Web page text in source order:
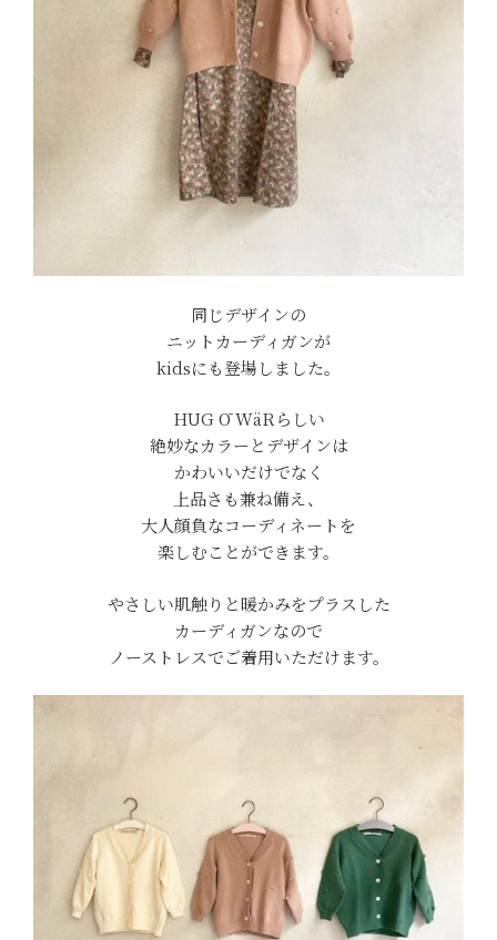
同じデザインの
ニットカーディガンが
kidsにも登場しました。
HUG Ō WäRらしい
絶妙なカラーとデザインは
かわいいだけでなく
上品さも兼ね備え、
大人顔負なコーディネートを
楽しむことができます。
やさしい肌触りと暖かみをプラスした
カーディガンなので
ノーストレスでご着用いただけます。